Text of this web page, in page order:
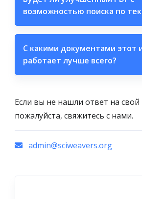
возможностью поиска по
С какими документами этот
работает лучше всего?
Если вы не нашли ответ на свой
пожалуйста, свяжитесь с нами.
admin@sciweavers.org